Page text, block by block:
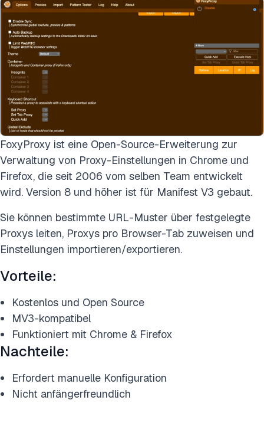
FoxyProxy ist eine Open-Source-Erweiterung zur
Verwaltung von Proxy-Einstellungen in Chrome und
Firefox, die seit 2006 vom selben Team entwickelt
wird. Version 8 und höher ist für Manifest V3 gebaut.
Sie können bestimmte URL-Muster über festgelegte
Proxys leiten, Proxys pro Browser-Tab zuweisen und
Einstellungen importieren/exportieren.
Vorteile:
Kostenlos und Open Source
MV3-kompatibel
Funktioniert mit Chrome & Firefox
Nachteile:
Erfordert manuelle Konfiguration
Nicht anfängerfreundlich